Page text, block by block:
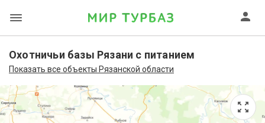
Охотничьи базы Рязани с питанием
Показать все объекты Рязанской области